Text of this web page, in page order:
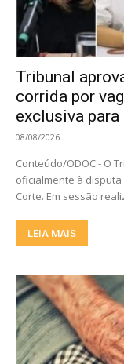
Tribunal
corrida por
exclusiva
08/08/2026
Conteúdo/ODOC - O
oficialmente à
Corte. Em sessão
LEIA MAIS